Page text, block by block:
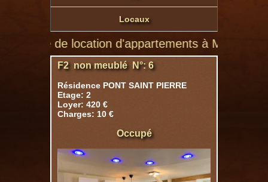
Locaux
de location d'appartements à Montluçon de
F2 non meublé N°: 6
Résidence PONT SAINT PIERRE
Etage: 2
Loyer: 420 €
Charges: 10 €
Occupé